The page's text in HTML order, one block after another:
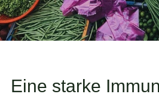
Eine starke